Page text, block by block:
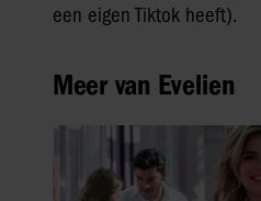
een eigen Tiktok heeft).
Meer van Evelien